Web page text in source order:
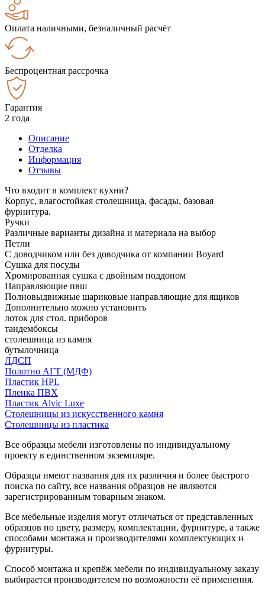
Оплата наличными, безналичный расчёт
Беспроцентная рассрочка
Гарантия
2 года
Описание
Отделка
Информация
Отзывы
Что входит в комплект кухни?
Корпус, влагостойкая столешница, фасады, базовая
фурнитура.
Ручки
Различные варианты дизайна и материала на выбор
Петли
С доводчиком или без доводчика от компании Boyard
Сушка для посуды
Хромированная сушка с двойным поддоном
Направляющие пвш
Полновыдвижные шариковые направляющие для ящиков
Дополнительно можно установить
лоток для стол. приборов
тандембоксы
столешница из камня
бутылочница
ЛДСП
Полотно АГТ (МДФ)
Пластик HPL
Пленка ПВХ
Пластик Alvic Luxe
Столешницы из искусственного камня
Столешницы из пластика
Все образцы мебели изготовлены по индивидуальному
проекту в единственном экземпляре.
Образцы имеют названия для их различия и более быстрого
поиска по сайту, все названия образцов не являются
зарегистрированным товарным знаком.
Все мебельные изделия могут отличаться от представленных
образцов по цвету, размеру, комплектации, фурнитуре, а также
способами монтажа и производителями комплектующих и
фурнитуры.
Способ монтажа и крепёж мебели по индивидуальному заказу
выбирается производителем по возможности её применения.